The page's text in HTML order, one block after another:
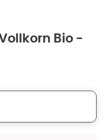
Bio -